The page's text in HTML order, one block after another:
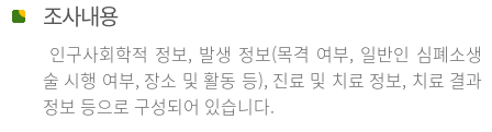
조사내용
인구사회학적 정보, 발생 정보(목격 여부, 일반인 심폐소생
술 시행 여부, 장소 및 활동 등), 진료 및 치료 정보, 치료 결과
정보 등으로 구성되어 있습니다.